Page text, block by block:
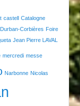
castell Catalogne
Durban-Corbières Foire
Jean Pierre LAVAL
mercredi messe
Narbonne Nicolas